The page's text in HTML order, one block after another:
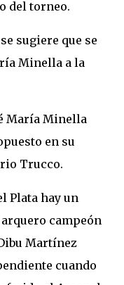
del torneo.
sugiere que se
Minella a la
María Minella
en su
Trucco.
Plata hay un
campeón
Martínez
cuando